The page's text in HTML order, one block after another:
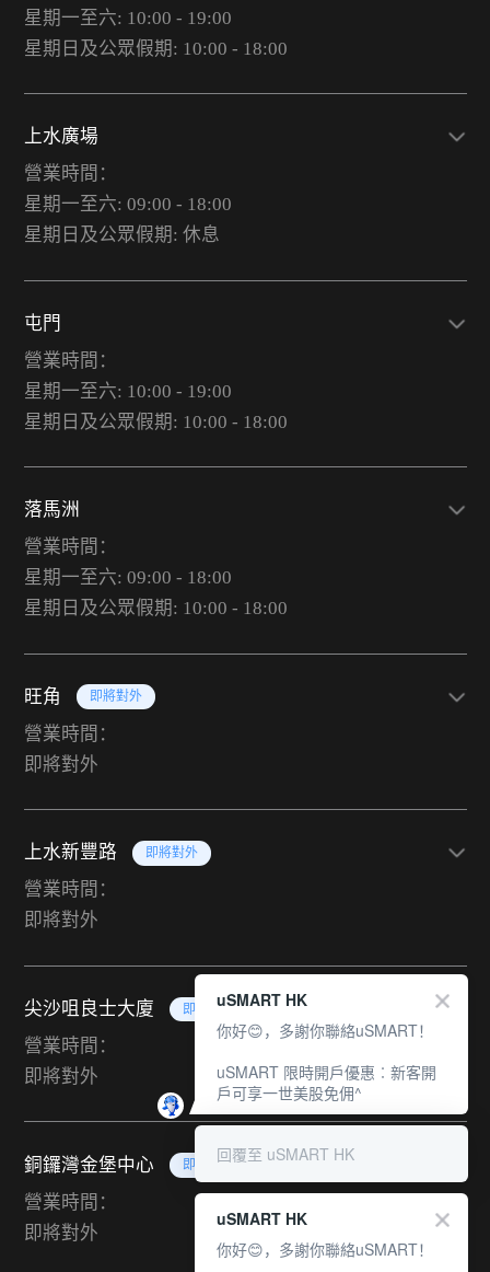
星期一至六: 10:00 - 19:00
星期日及公眾假期: 10:00 - 18:00
上水廣場
營業時間：
星期一至六: 09:00 - 18:00
星期日及公眾假期: 休息
屯門
營業時間：
星期一至六: 10:00 - 19:00
星期日及公眾假期: 10:00 - 18:00
落馬洲
營業時間：
星期一至六: 09:00 - 18:00
星期日及公眾假期: 10:00 - 18:00
旺角 即將對外
營業時間：
即將對外
上水新豐路 即將對外
營業時間：
即將對外
尖沙咀良士大廈 即將對外
營業時間：
即將對外
銅鑼灣金堡中心 即將對外
營業時間：
即將對外
uSMART HK
你好😊，多謝你聯絡uSMART！
uSMART 限時開戶優惠︰新客開
戶可享一世美股免佣^
回覆至 uSMART HK
uSMART HK
你好😊，多謝你聯絡uSMART！